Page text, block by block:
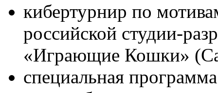
кибертурнир по
российской студии-
«Играющие Кошки»
специальная